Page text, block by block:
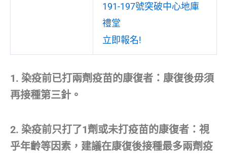
191-197號突破中心地庫
禮堂
立即報名!
1. 染疫前已打兩劑疫苗的康復者：康復後毋須
再接種第三針。
2. 染疫前只打了1劑或未打疫苗的康復者：視
乎年齡等因素，建議在康復後接種最多兩劑疫